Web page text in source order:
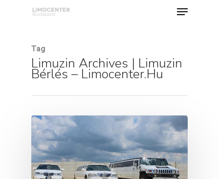
Hit enter to search or ESC to close
Tag
Limuzin Archives | Limuzin
Bérlés – Limocenter.hu
Limuzin Bérlés